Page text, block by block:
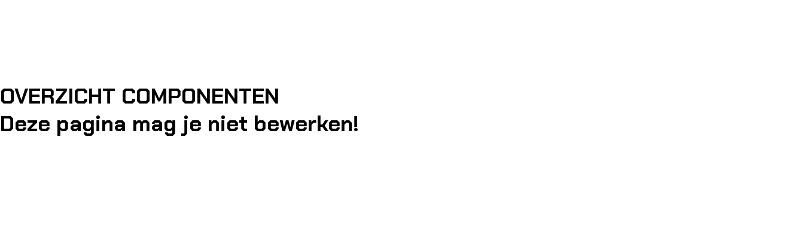
OVERZICHT COMPONENTEN
Deze pagina mag je niet bewerken!